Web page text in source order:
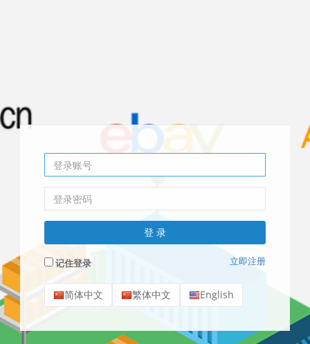
记住登录 立即注册
简体中文 繁体中文 English